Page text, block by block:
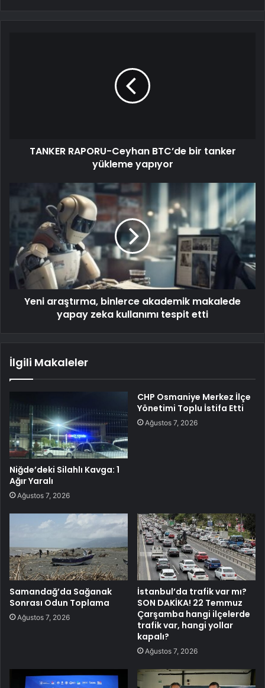
TANKER RAPORU-Ceyhan BTC’de bir tanker
yükleme yapıyor
Yeni araştırma, binlerce akademik makalede
yapay zeka kullanımı tespit etti
İlgili Makaleler
Niğde’deki Silahlı Kavga: 1
Ağır Yaralı
Ağustos 7, 2026
CHP Osmaniye Merkez İlçe
Yönetimi Toplu İstifa Etti
Ağustos 7, 2026
Samandağ’da Sağanak
Sonrası Odun Toplama
Ağustos 7, 2026
İstanbul’da trafik var mı?
SON DAKİKA! 22 Temmuz
Çarşamba hangi ilçelerde
trafik var, hangi yollar
kapalı?
Ağustos 7, 2026